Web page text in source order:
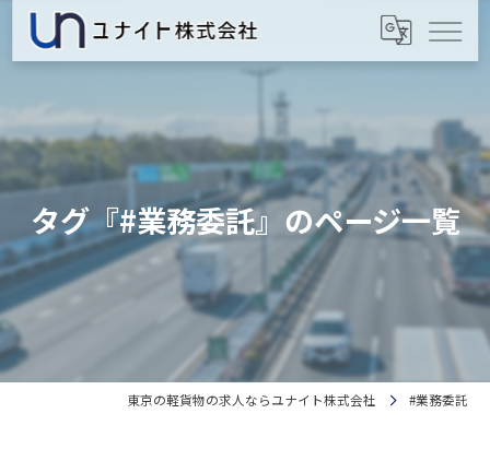
タグ『#業務委託』のページ一覧
東京の軽貨物の求人ならユナイト株式会社 #業務委託